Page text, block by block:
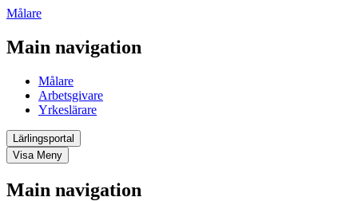
Målare
Main navigation
Målare
Arbetsgivare
Yrkeslärare
Lärlingsportal
Visa Meny
Main navigation